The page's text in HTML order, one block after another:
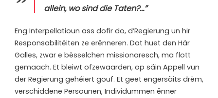
allein, wo sind die Taten?…”
Eng Interpellatioun ass dofir do, d’Regierung un hir
Responsabilitéiten ze erënneren. Dat huet den Här
Galles, zwar e bësselchen missionaresch, ma flott
gemaach. Et bleiwt ofzewaarden, op säin Appell vun
der Regierung gehéiert gouf. Et geet engersäits drëm,
verschiddene Persounen, Individummen ënner